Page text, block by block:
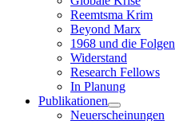
Reemtsma Krim
Beyond Marx
1968 und die Folgen
Widerstand
Research Fellows
In Planung
Publikationen
Neuerscheinungen